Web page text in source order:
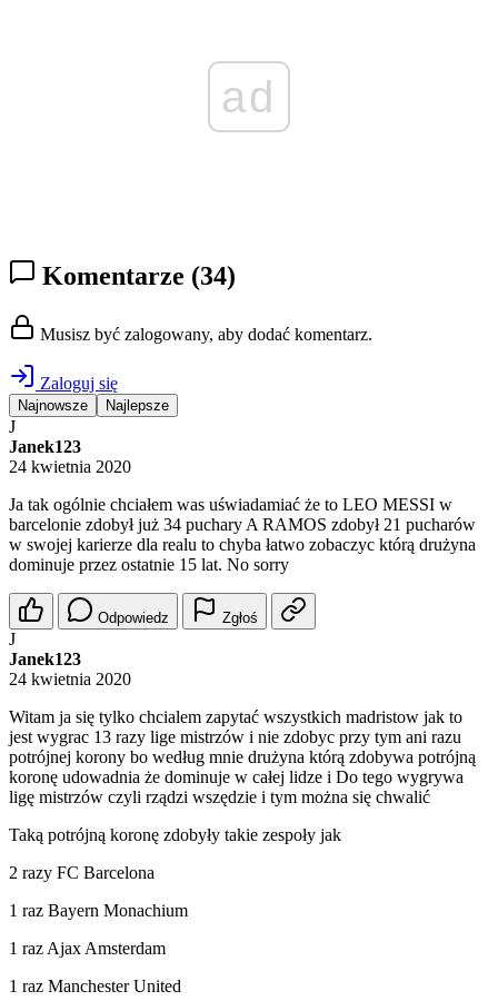
ad
Komentarze (34)
Musisz być zalogowany, aby dodać komentarz.
Zaloguj się
Najnowsze Najlepsze
J
Janek123
24 kwietnia 2020
Ja tak ogólnie chciałem was uświadamiać że to LEO MESSI w
barcelonie zdobył już 34 puchary A RAMOS zdobył 21 pucharów
w swojej karierze dla realu to chyba łatwo zobaczyc którą drużyna
dominuje przez ostatnie 15 lat. No sorry
Odpowiedz Zgłoś
J
Janek123
24 kwietnia 2020
Witam ja się tylko chcialem zapytać wszystkich madristow jak to
jest wygrac 13 razy lige mistrzów i nie zdobyc przy tym ani razu
potrójnej korony bo według mnie drużyna którą zdobywa potrójną
koronę udowadnia że dominuje w całej lidze i Do tego wygrywa
ligę mistrzów czyli rządzi wszędzie i tym można się chwalić
Taką potrójną koronę zdobyły takie zespoły jak
2 razy FC Barcelona
1 raz Bayern Monachium
1 raz Ajax Amsterdam
1 raz Manchester United